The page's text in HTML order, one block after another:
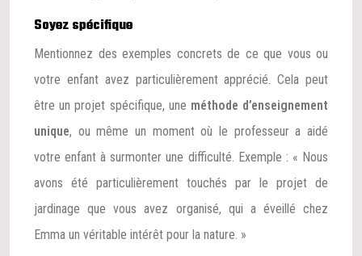
Soyez spécifique
Mentionnez des exemples concrets de ce que vous ou
votre enfant avez particulièrement apprécié. Cela peut
être un projet spécifique, une méthode d’enseignement
unique, ou même un moment où le professeur a aidé
votre enfant à surmonter une difficulté. Exemple : « Nous
avons été particulièrement touchés par le projet de
jardinage que vous avez organisé, qui a éveillé chez
Emma un véritable intérêt pour la nature. »